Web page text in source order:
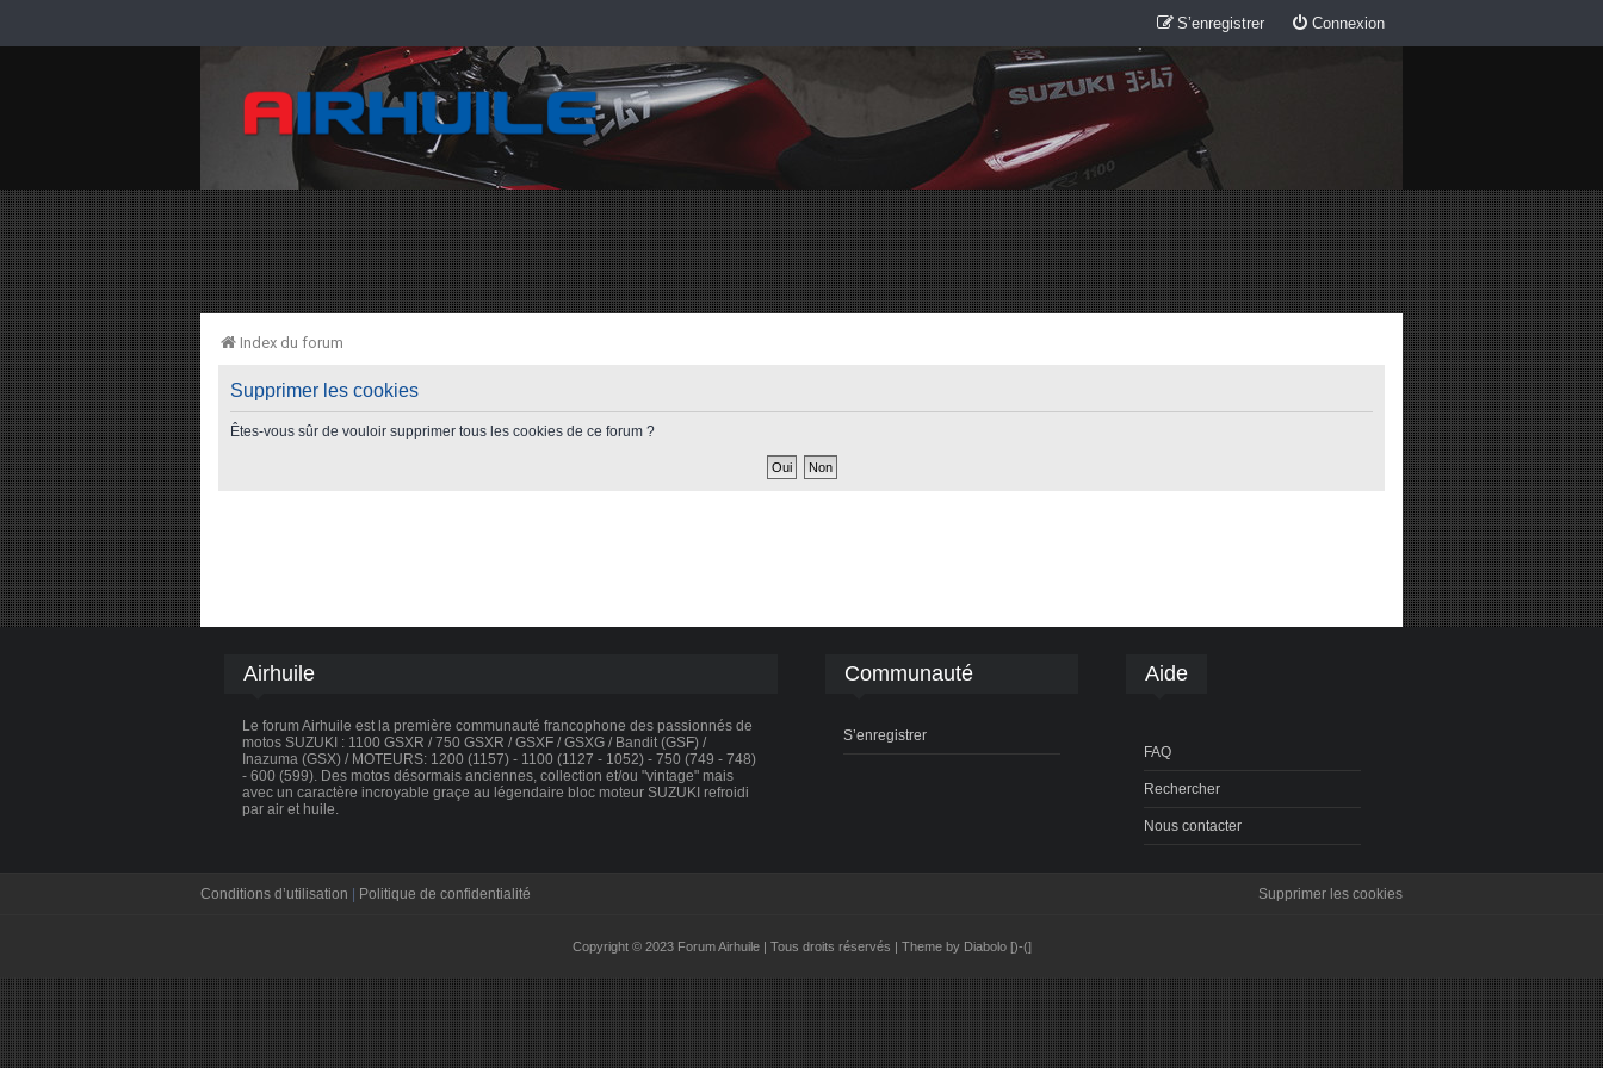
Connexion
S’enregistrer
Index du forum
Supprimer les cookies
Êtes-vous sûr de vouloir supprimer tous les cookies de ce forum ?
Airhuile
Le forum Airhuile est la première communauté francophone des passionnés de
motos SUZUKI : 1100 GSXR / 750 GSXR / GSXF / GSXG / Bandit (GSF) /
Inazuma (GSX) / MOTEURS: 1200 (1157) - 1100 (1127 - 1052) - 750 (749 - 748)
- 600 (599). Des motos désormais anciennes, collection et/ou "vintage" mais
avec un caractère incroyable graçe au légendaire bloc moteur SUZUKI refroidi
par air et huile.
Communauté
S’enregistrer
Aide
FAQ
Rechercher
Nous contacter
Conditions d’utilisation Politique de confidentialité Supprimer les cookies
Copyright © 2023 Forum Airhuile | Tous droits réservés | Theme by Diabolo [)-(]